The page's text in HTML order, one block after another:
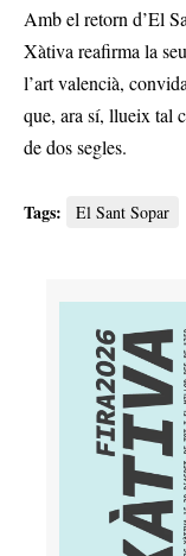
Amb el retorn d’El
Xàtiva reafirma la
l’art valencià,
que, ara sí, llueix tal
de dos segles.
Tags: El Sant Sopar